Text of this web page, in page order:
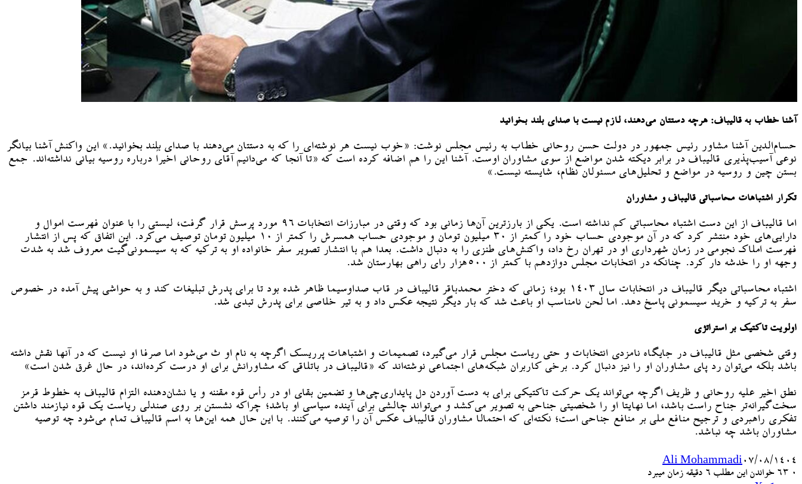
آشنا خطاب به قالیباف: هرچه دستتان می‌دهند، لازم نیست با صدای بلند بخوانید
حسام‌الدین آشنا مشاور رئیس جمهور در دولت حسن روحانی خطاب به رئیس مجلس نوشت: «خوب نیست هر نوشته‌ای را که به دستتان می‌دهند با صدای بلند بخوانید.» این واکنش آشنا بیانگر
نوعی آسیب‌پذیری قالیباف در برابر دیکته شدن مواضع از سوی مشاوران اوست. آشنا این را هم اضافه کرده است که «تا آنجا که می‌دانیم آقای روحانی اخیراً درباره روسیه بیانی نداشته‌اند. جمع
بستن چین و روسیه در مواضع و تحلیل‌های مسئولان نظام، شایسته نیست.»
تکرار اشتباهات محاسباتی قالیباف و مشاوران
اما قالیباف از این دست اشتباه محاسباتی کم نداشته است. یکی از بارزترین آن‌ها زمانی بود که وقتی در مبارزات انتخابات ۹۶ مورد پرسش قرار گرفت، لیستی را با عنوان فهرست اموال و
دارایی‌های خود منتشر کرد که در آن موجودی حساب خود را کمتر از ۳۰ میلیون تومان و موجودی حساب همسرش را کمتر از ۱۰ میلیون تومان توصیف می‌کرد. این اتفاق که پس از انتشار
فهرست املاک نجومی در زمان شهرداری او در تهران رخ داد، واکنش‌های طنزی را به دنبال داشت. بعدا هم با انتشار تصویر سفر خانواده او به ترکیه که به سیسمونی‌گیت معروف شد به شدت
وجهه او را خدشه دار کرد. چنانکه در انتخابات مجلس دوازدهم با کمتر از ۵۰۰هزار رای راهی بهارستان شد.
اشتباه محاسباتی دیگر قالیباف در انتخابات سال ۱۴۰۳ بود؛ زمانی که دختر محمدباقر قالیباف در قاب صداوسیما ظاهر شده بود تا برای پدرش تبلیغات کند و به حواشی پیش آمده در خصوص
سفر به ترکیه و خرید سیسمونی پاسخ دهد. اما لحن نامناسب او باعث شد که بار دیگر نتیجه عکس داد و به تیر خلاصی برای پدرش تبدی شد.
اولویت تاکتیک بر استراتژی
وقتی شخصی مثل قالیباف در جایگاه نامزدی انتخابات و حتی ریاست مجلس قرار می‌گیرد، تصمیمات و اشتباهات پرریسک اگرچه به نام او ث می‌شود اما صرفا او نیست که در آنها نقش داشته
باشد بلکه می‌توان رد پای مشاوران او را نیز دنبال کرد. برخی کاربران شبکه‌های اجتماعی نوشته‌اند که «قالیباف در باتلاقی که مشاورانش برای او درست کرده‌اند، در حال غرق شدن است»
نطق اخیر علیه روحانی و ظریف اگرچه می‌تواند یک حرکت تاکتیکی برای به دست آوردن دل پایداری‌چی‌ها و تضمین بقای او در رأس قوه مقننه و یا نشان‌دهنده التزام قالیباف به خطوط قرمز
سخت‌گیرانه‌تر جناح راست باشد، اما نهایتا او را شخصیتی جناحی به تصویر می‌کشد و می‌تواند چالشی برای آینده سیاسی او باشد؛ چراکه نشستن بر روی صندلی ریاست یک قوه نیازمند داشتن
تفکری راهبردی و ترجیح منافع ملی بر منافع جناحی است؛ نکته‌ای که احتمالا مشاوران قالیباف عکس آن را توصیه می‌کنند. با این حال همه این‌ها به اسم قالیباف تمام می‌شود چه توصیه
مشاوران باشد چه نباشد.
Ali Mohammadi۰۷/۰۸/۱۴۰۴
۰
خواندن این مطلب 6 دقیقه زمان میبرد